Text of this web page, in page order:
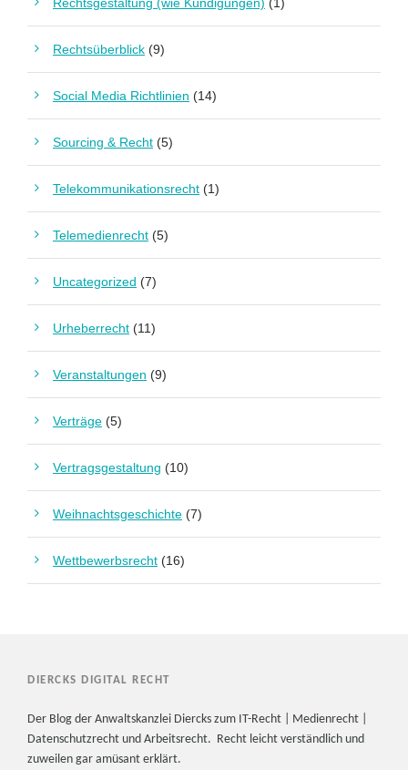
Rechtsüberblick (9)
Social Media Richtlinien (14)
Sourcing & Recht (5)
Telekommunikationsrecht (1)
Telemedienrecht (5)
Uncategorized (7)
Urheberrecht (11)
Veranstaltungen (9)
Verträge (5)
Vertragsgestaltung (10)
Weihnachtsgeschichte (7)
Wettbewerbsrecht (16)
DIERCKS DIGITAL RECHT
Der Blog der Anwaltskanzlei Diercks zum IT-Recht | Medienrecht |
Datenschutzrecht und Arbeitsrecht. Recht leicht verständlich und
zuweilen gar amüsant erklärt.